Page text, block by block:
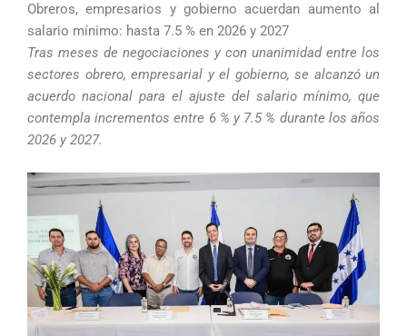
Obreros, empresarios y gobierno acuerdan aumento al
salario mínimo: hasta 7.5 % en 2026 y 2027
Tras meses de negociaciones y con unanimidad entre los
sectores obrero, empresarial y el gobierno, se alcanzó un
acuerdo nacional para el ajuste del salario mínimo, que
contempla incrementos entre 6 % y 7.5 % durante los años
2026 y 2027.